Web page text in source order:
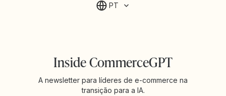
PT
Inside CommerceGPT
A newsletter para líderes de e-commerce na
transição para a IA.